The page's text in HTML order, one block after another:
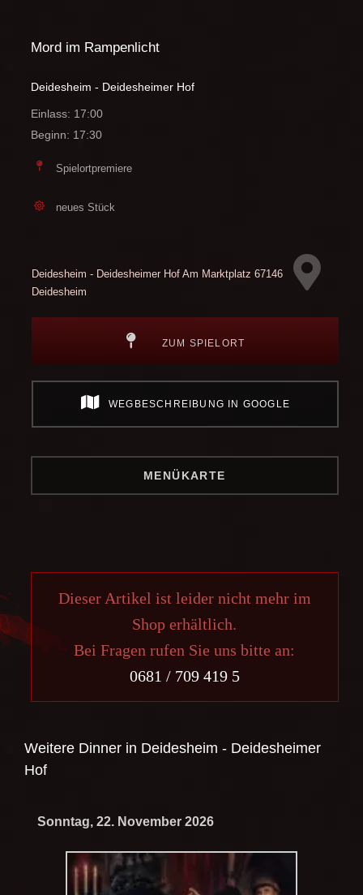
Mord im Rampenlicht
Deidesheim - Deidesheimer Hof
Einlass: 17:00
Beginn: 17:30
Spielortpremiere
neues Stück
Deidesheim - Deidesheimer HofAm Marktplatz 67146
Deidesheim
ZUM SPIELORT
WEGBESCHREIBUNG IN GOOGLE
MENÜKARTE
Dieser Artikel ist leider nicht mehr im
Shop erhältlich.
Bei Fragen rufen Sie uns bitte an:
0681 / 709 419 5
Weitere Dinner in Deidesheim - Deidesheimer
Hof
Sonntag, 22. November 2026